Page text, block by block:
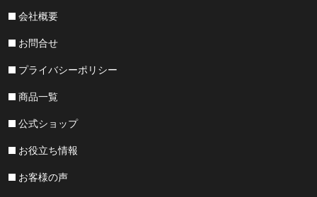
会社概要
お問合せ
プライバシーポリシー
商品一覧
公式ショップ
お役立ち情報
お客様の声